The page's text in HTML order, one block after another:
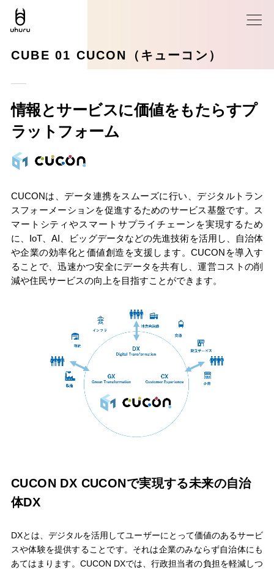
CUBE 01 CUCON（キューコン）
情報とサービスに価値をもたらすプ
ラットフォーム
CUCONは、データ連携をスムーズに行い、デジタルトラン
スフォーメーションを促進するためのサービス基盤です。ス
マートシティやスマートサプライチェーンを実現するため
に、IoT、AI、ビッグデータなどの先進技術を活用し、自治体
や企業の効率化と価値創造を支援します。CUCONを導入す
ることで、迅速かつ安全にデータを共有し、運営コストの削
減や住民サービスの向上を目指すことができます。
CUCON DX CUCONで実現する未来の自治
体DX
DXとは、デジタルを活⽤してユーザーにとって価値のあるサービ
スや体験を提供することです。それは企業のみならず⾃治体にも
あてはまります。CUCON DXでは、⾏政担当者の負担を軽減しつ